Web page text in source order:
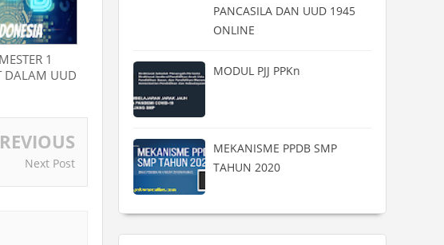
1
DALAM UUD
IX-B
Next Post
PANCASILA DAN UUD 1945
ONLINE
MODUL PJJ PPKn
MEKANISME PPDB SMP
TAHUN 2020